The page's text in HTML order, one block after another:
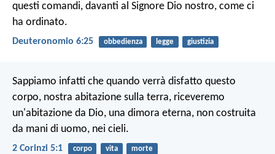
questi comandi, davanti al Signore Dio nostro, come ci
ha ordinato.
Deuteronomio 6:25 obbedienza legge giustizia
Sappiamo infatti che quando verrà disfatto questo
corpo, nostra abitazione sulla terra, riceveremo
un'abitazione da Dio, una dimora eterna, non costruita
da mani di uomo, nei cieli.
2 Corinzi 5:1 corpo vita morte